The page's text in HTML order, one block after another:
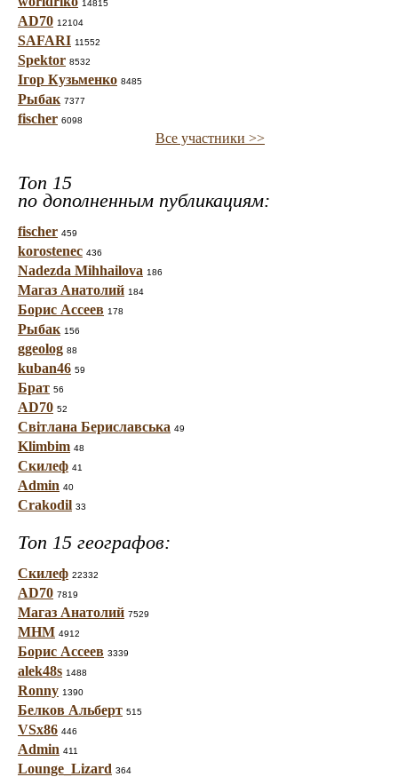
14815
AD70 12104
SAFARI 11552
Spektor 8532
Ігор Кузьменко 8485
Рыбак 7377
fischer 6098
Все участники >>
Топ 15
по дополненным публикациям:
fischer 459
korostenec 436
Nadezda Mihhailova 186
Магаз Анатолий 184
Борис Ассеев 178
Рыбак 156
ggeolog 88
kuban46 59
Брат 56
AD70 52
Світлана Бериславська 49
Klimbim 48
Скилеф 41
Admin 40
Crakodil 33
Топ 15 географов:
Скилеф 22332
AD70 7819
Магаз Анатолий 7529
МНМ 4912
Борис Ассеев 3339
alek48s 1488
Ronny 1390
Белков Альберт 515
VSx86 446
Admin 411
Lounge_Lizard 364